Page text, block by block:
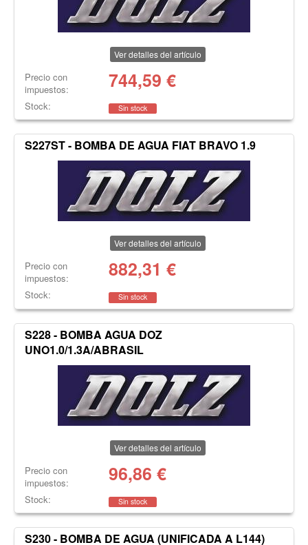
Ver detalles del artículo
Precio con
impuestos:
744,59 €
Stock: Sin stock
S227ST - BOMBA DE AGUA FIAT BRAVO 1.9
Ver detalles del artículo
Precio con
impuestos:
882,31 €
Stock: Sin stock
S228 - BOMBA AGUA DOZ
UNO1.0/1.3A/ABRASIL
Ver detalles del artículo
Precio con
impuestos:
96,86 €
Stock: Sin stock
S230 - BOMBA DE AGUA (UNIFICADA A L144)